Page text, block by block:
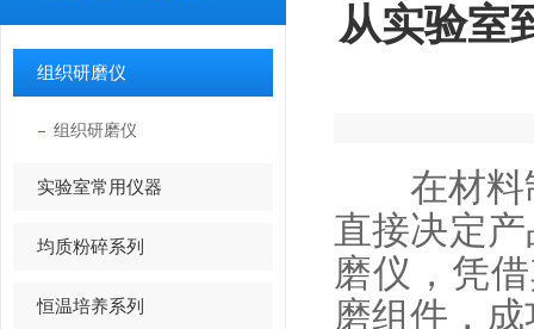
组织研磨仪
组织研磨仪
实验室常用仪器
均质粉碎系列
恒温培养系列
从实验室
在材料
直接决定
磨仪，凭
磨组件，